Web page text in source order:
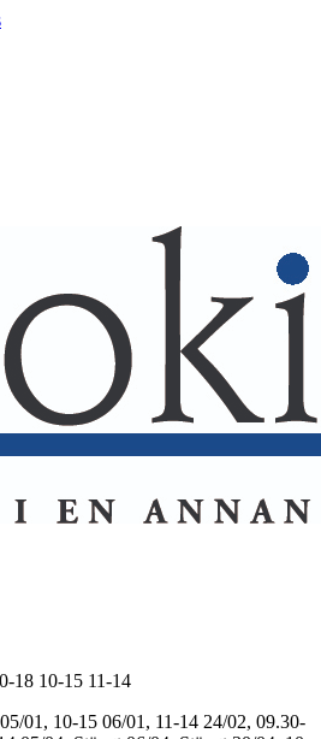
18 10-15 11-14
05/01, 10-15 06/01, 11-14 24/02, 09.30-